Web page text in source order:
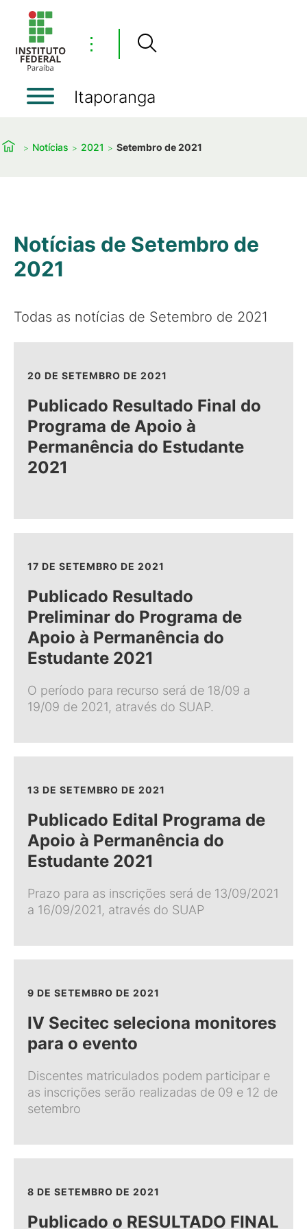
⋮
Itaporanga
Notícias 2021 Setembro de 2021
Notícias de Setembro de
2021
Todas as notícias de Setembro de 2021
20 DE SETEMBRO DE 2021
Publicado Resultado Final do
Programa de Apoio à
Permanência do Estudante
2021
17 DE SETEMBRO DE 2021
Publicado Resultado
Preliminar do Programa de
Apoio à Permanência do
Estudante 2021
O período para recurso será de 18/09 a
19/09 de 2021, através do SUAP.
13 DE SETEMBRO DE 2021
Publicado Edital Programa de
Apoio à Permanência do
Estudante 2021
Prazo para as inscrições será de 13/09/2021
a 16/09/2021, através do SUAP
9 DE SETEMBRO DE 2021
IV Secitec seleciona monitores
para o evento
Discentes matriculados podem participar e
as inscrições serão realizadas de 09 e 12 de
setembro
8 DE SETEMBRO DE 2021
Publicado o RESULTADO FINAL